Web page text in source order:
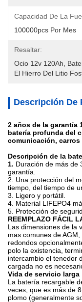
Capacidad De La
100000pcs Por Mes
Resaltar:
Ocio 12v 120Ah
El Hierro Del Litio
Descripción De
2 años de la garantía
batería profunda del
comunicación, carros
Descripción de la
1. Duración de más de
garantía.
2. Una protección del
tiempo, del tiempo de
3. Ligero y portátil.
4. Material LIFEPO4
5. Protección de
REEMPLAZO FÁCIL
Las dimensiones de la
mas comunes de
redondos
polo la existencia,
intercambio el tenedor
cargada no es
Vida de servicio larga
La batería recargable
veces, que es más de
plomo (generalmente